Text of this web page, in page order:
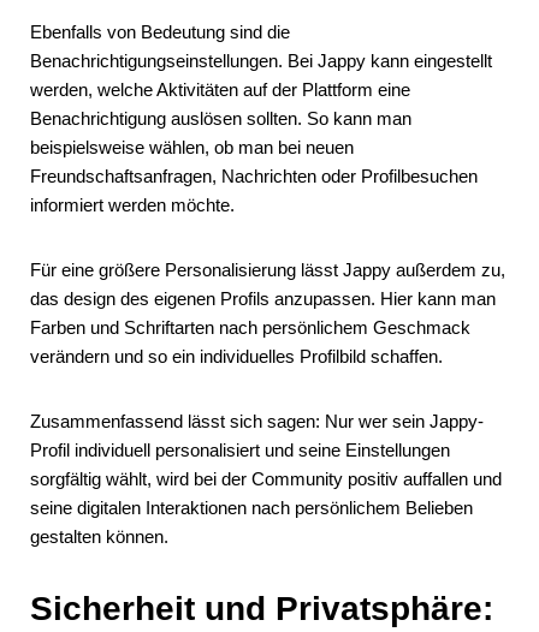
Ebenfalls von Bedeutung sind die
Benachrichtigungseinstellungen. Bei Jappy kann eingestellt
werden, welche Aktivitäten auf der Plattform eine
Benachrichtigung auslösen sollten. So kann man
beispielsweise wählen, ob man bei neuen
Freundschaftsanfragen, Nachrichten oder Profilbesuchen
informiert werden möchte.
Für eine größere Personalisierung lässt Jappy außerdem zu,
das design des eigenen Profils anzupassen. Hier kann man
Farben und Schriftarten nach persönlichem Geschmack
verändern und so ein individuelles Profilbild schaffen.
Zusammenfassend lässt sich sagen: Nur wer sein Jappy-
Profil individuell personalisiert und seine Einstellungen
sorgfältig wählt, wird bei der Community positiv auffallen und
seine digitalen Interaktionen nach persönlichem Belieben
gestalten können.
Sicherheit und Privatsphäre: